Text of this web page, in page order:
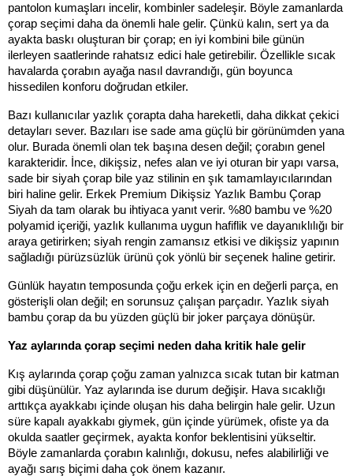
pantolon kumaşları incelir, kombinler sadeleşir. Böyle zamanlarda
çorap seçimi daha da önemli hale gelir. Çünkü kalın, sert ya da
ayakta baskı oluşturan bir çorap; en iyi kombini bile günün
ilerleyen saatlerinde rahatsız edici hale getirebilir. Özellikle sıcak
havalarda çorabın ayağa nasıl davrandığı, gün boyunca
hissedilen konforu doğrudan etkiler.
Bazı kullanıcılar yazlık çorapta daha hareketli, daha dikkat çekici
detayları sever. Bazıları ise sade ama güçlü bir görünümden yana
olur. Burada önemli olan tek başına desen değil; çorabın genel
karakteridir. İnce, dikişsiz, nefes alan ve iyi oturan bir yapı varsa,
sade bir siyah çorap bile yaz stilinin en şık tamamlayıcılarından
biri haline gelir. Erkek Premium Dikişsiz Yazlık Bambu Çorap
Siyah da tam olarak bu ihtiyaca yanıt verir. %80 bambu ve %20
polyamid içeriği, yazlık kullanıma uygun hafiflik ve dayanıklılığı bir
araya getirirken; siyah rengin zamansız etkisi ve dikişsiz yapının
sağladığı pürüzsüzlük ürünü çok yönlü bir seçenek haline getirir.
Günlük hayatın temposunda çoğu erkek için en değerli parça, en
gösterişli olan değil; en sorunsuz çalışan parçadır. Yazlık siyah
bambu çorap da bu yüzden güçlü bir joker parçaya dönüşür.
Yaz aylarında çorap seçimi neden daha kritik hale gelir
Kış aylarında çorap çoğu zaman yalnızca sıcak tutan bir katman
gibi düşünülür. Yaz aylarında ise durum değişir. Hava sıcaklığı
arttıkça ayakkabı içinde oluşan his daha belirgin hale gelir. Uzun
süre kapalı ayakkabı giymek, gün içinde yürümek, ofiste ya da
okulda saatler geçirmek, ayakta konfor beklentisini yükseltir.
Böyle zamanlarda çorabın kalınlığı, dokusu, nefes alabilirliği ve
ayağı sarış biçimi daha çok önem kazanır.